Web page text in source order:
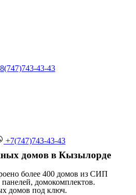
8(747)743-43-43
+7(747)743-43-43
домов в Кызылорде
более 400 домов из СИП
домокомплектов.
домов под ключ.